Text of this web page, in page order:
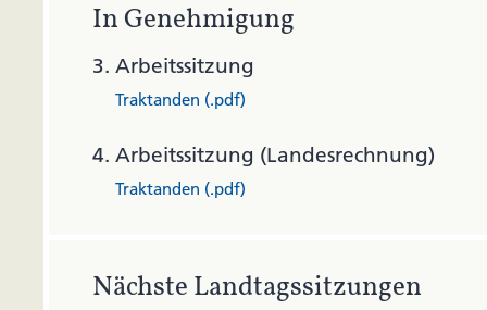
In Genehmigung
3. Arbeitssitzung
Traktanden (.pdf)
4. Arbeitssitzung (Landesrechnung)
Traktanden (.pdf)
Nächste Landtagssitzungen